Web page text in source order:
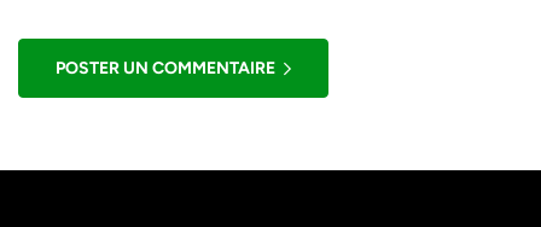
POSTER UN COMMENTAIRE